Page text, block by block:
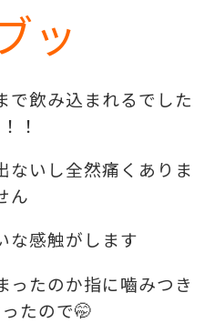
ッ
で飲み込まれるでした
！
ないし全然痛くありま
ん
な感触がします
ったのか指に嚙みつき
たので🤭